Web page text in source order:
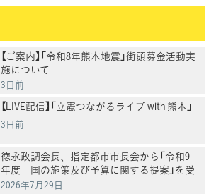
【ご案内】「令和8年熊本地震」街頭募金活動実
施について
3日前
【LIVE配信】「立憲つながるライブ with 熊本」
3日前
徳永政調会長、指定都市市長会から「令和9
年度 国の施策及び予算に関する提案」を受
け、意見交換
2026年7月29日